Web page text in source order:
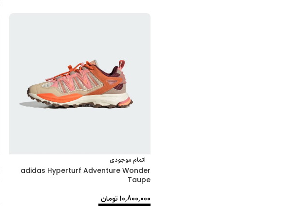
اتمام موجودی
adidas Hyperturf Adventure Wonder
Taupe
10,800,000تومان